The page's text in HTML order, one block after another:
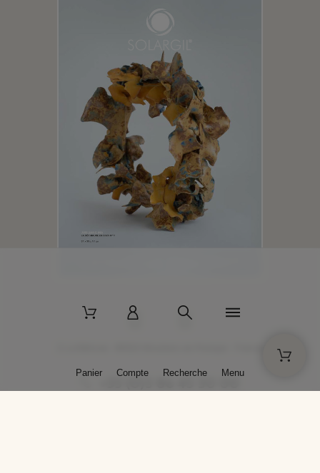
+33 (0)3 86 45 50 00
Panier Compte Recherche Menu